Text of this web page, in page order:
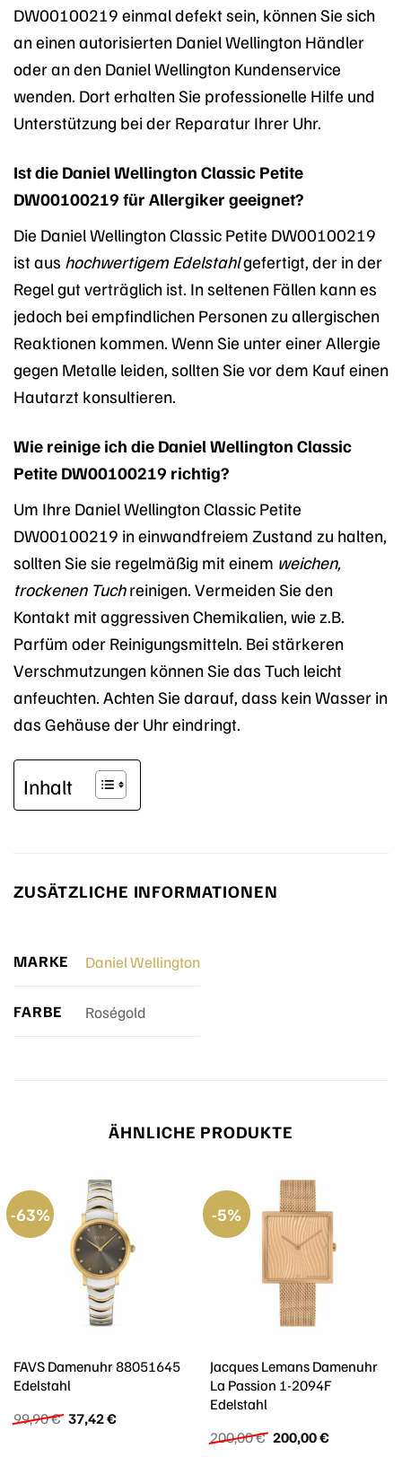
DW00100219 einmal defekt sein, können Sie sich
an einen autorisierten Daniel Wellington Händler
oder an den Daniel Wellington Kundenservice
wenden. Dort erhalten Sie professionelle Hilfe und
Unterstützung bei der Reparatur Ihrer Uhr.
Ist die Daniel Wellington Classic Petite
DW00100219 für Allergiker geeignet?
Die Daniel Wellington Classic Petite DW00100219
ist aus hochwertigem Edelstahlgefertigt, der in der
Regel gut verträglich ist. In seltenen Fällen kann es
jedoch bei empfindlichen Personen zu allergischen
Reaktionen kommen. Wenn Sie unter einer Allergie
gegen Metalle leiden, sollten Sie vor dem Kauf einen
Hautarzt konsultieren.
Wie reinige ich die Daniel Wellington Classic
Petite DW00100219 richtig?
Um Ihre Daniel Wellington Classic Petite
DW00100219 in einwandfreiem Zustand zu halten,
sollten Sie sie regelmäßig mit einem weichen,
trockenen Tuchreinigen. Vermeiden Sie den
Kontakt mit aggressiven Chemikalien, wie z.B.
Parfüm oder Reinigungsmitteln. Bei stärkeren
Verschmutzungen können Sie das Tuch leicht
anfeuchten. Achten Sie darauf, dass kein Wasser in
das Gehäuse der Uhr eindringt.
Inhalt
ZUSÄTZLICHE INFORMATIONEN
MARKE Daniel Wellington
FARBE Roségold
ÄHNLICHE PRODUKTE
-63%
FAVS Damenuhr 88051645
Edelstahl
99,90€ Ursprünglicher
Preis
37,42€Aktueller
-5%
Jacques Lemans Damenuhr
La Passion 1-2094F
Edelstahl
200,00€ Ursprünglicher
Preis
200,00€Aktueller